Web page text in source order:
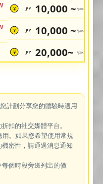
¥ JPY 10,000 ~ /pax
¥ JPY 10,000 ~ /pax
¥ JPY 20,000~ /pax
計劃分享您的體驗時適用
扣的社交媒體平台。
。如果您希望使用常規
密性，請通過消息通知
個時段旁邊列出的價